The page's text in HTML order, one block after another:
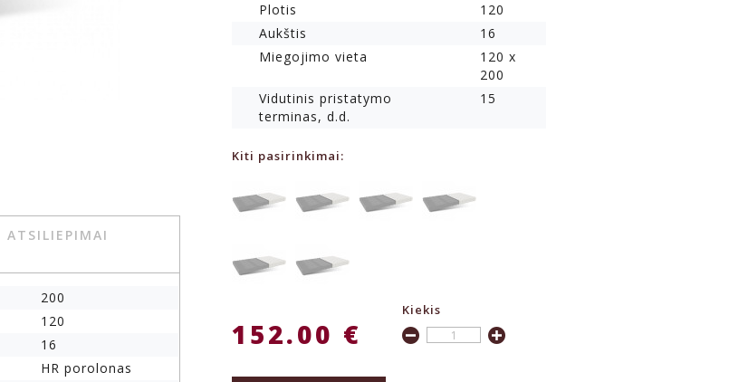
ATSILIEPIMAI
200
120
16
HR porolonas
Plotis
120
Aukštis
16
Miegojimo vieta
120 x
200
Vidutinis pristatymo
terminas, d.d.
15
Kiti pasirinkimai:
152.00 €
Kiekis